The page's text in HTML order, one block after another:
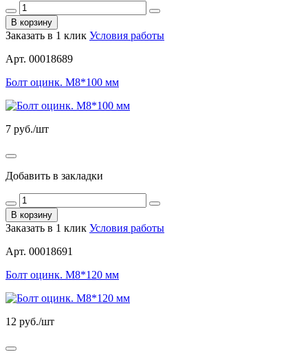
В корзину
Заказать в 1 клик Условия работы
Арт. 00018689
Болт оцинк. М8*100 мм
7 руб./шт
Добавить в закладки
В корзину
Заказать в 1 клик Условия работы
Арт. 00018691
Болт оцинк. М8*120 мм
12 руб./шт